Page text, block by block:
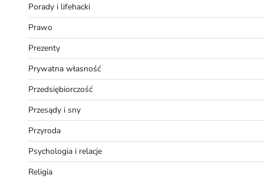
Porady i lifehacki
Prawo
Prezenty
Prywatna własność
Przedsiębiorczość
Przesądy i sny
Przyroda
Psychologia i relacje
Religia